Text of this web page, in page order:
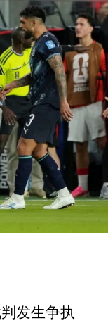
发生争执